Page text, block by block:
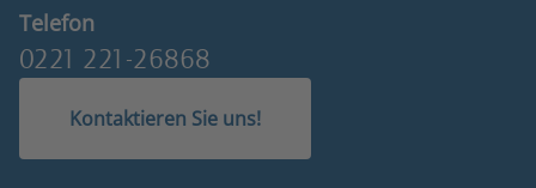
Telefon
0221 221-26868
Kontaktieren Sie uns!